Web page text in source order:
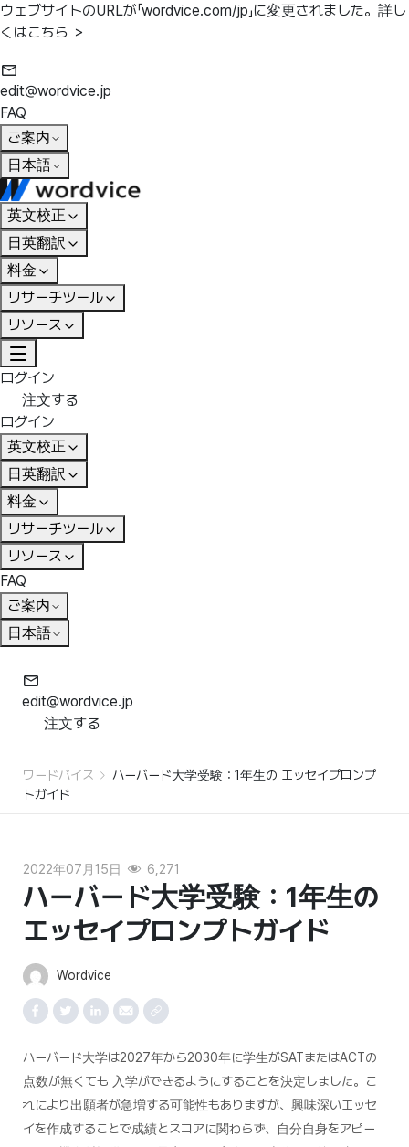
ウェブサイトのURLが「wordvice.com/jp」に変更されました。 詳し
くはこちら ＞
edit@wordvice.jp
FAQ
ご案内
日本語
英文校正
日英翻訳
料金
リサーチツール
リソース
ログイン
注文する
ログイン
英文校正
日英翻訳
料金
リサーチツール
リソース
FAQ
ご案内
日本語
edit@wordvice.jp
注文する
ワードバイス
ハーバード大学受験：1年生の エッセイプロンプ
トガイド
2022年07月15日 6,271
ハーバード大学受験：1年生の
エッセイプロンプトガイド
Wordvice
ハーバード大学は2027年から2030年に学生がSATまたはACTの
点数が無くても 入学ができるようにすることを決定しました。こ
れにより出願者が急増する可能性もありますが、興味深いエッセ
イを作成することで成績とスコアに関わらず、自分自身をアピー